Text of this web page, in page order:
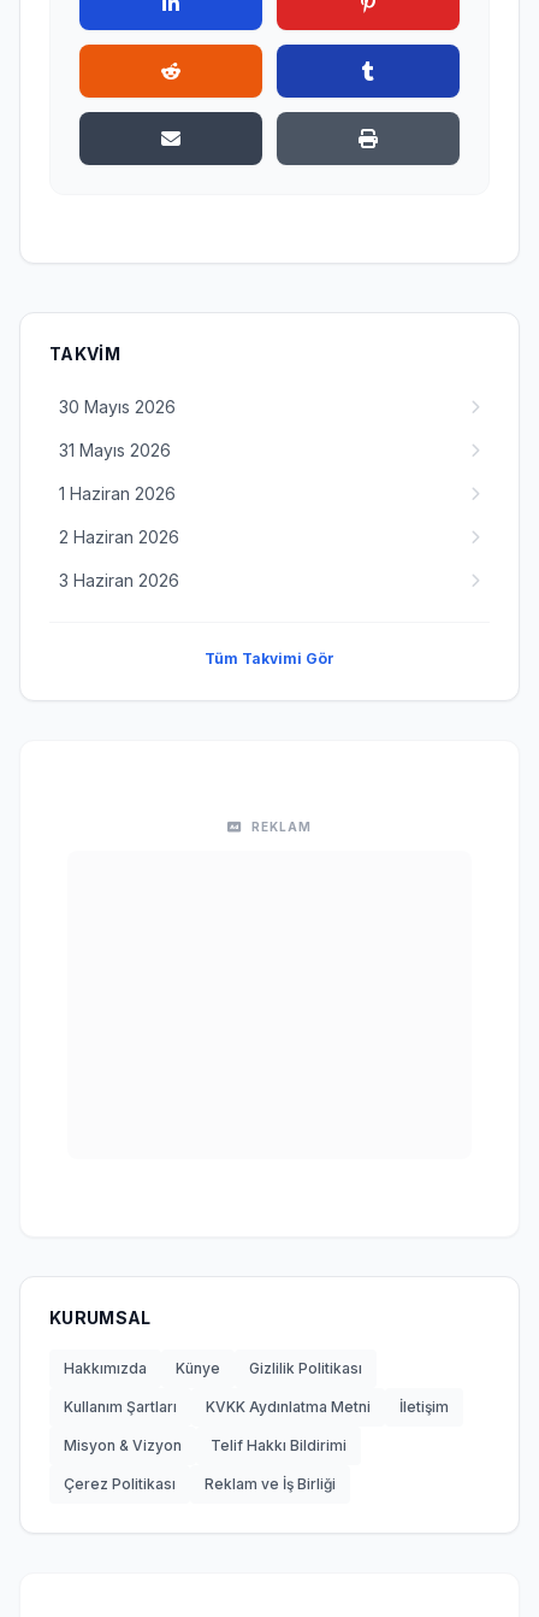
TAKVIM
30 Mayıs 2026
31 Mayıs 2026
1 Haziran 2026
2 Haziran 2026
3 Haziran 2026
Tüm Takvimi Gör
REKLAM
KURUMSAL
Hakkımızda Künye Gizlilik Politikası
Kullanım Şartları KVKK Aydınlatma Metni İletişim
Misyon & Vizyon Telif Hakkı Bildirimi
Çerez Politikası Reklam ve İş Birliği